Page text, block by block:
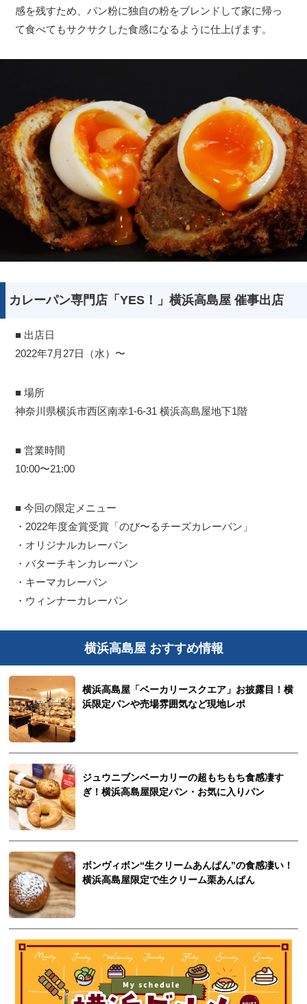
感を残すため、パン粉に独自の粉をブレンドして家に帰っ
て食べてもサクサクした食感になるように仕上げます。
カレーパン専門店「YES！」横浜高島屋 催事出店
■ 出店日
2022年7月27日（水）〜
■ 場所
神奈川県横浜市西区南幸1-6-31 横浜高島屋地下1階
■ 営業時間
10:00〜21:00
■ 今回の限定メニュー
・2022年度金賞受賞「のび〜るチーズカレーパン」
・オリジナルカレーパン
・バターチキンカレーパン
・キーマカレーパン
・ウィンナーカレーパン
横浜高島屋 おすすめ情報
横浜高島屋「ベーカリースクエア」お披露目！横
浜限定パンや売場雰囲気など現地レポ
ジュウニブンベーカリーの超もちもち食感凄す
ぎ！横浜高島屋限定パン・お気に入りパン
ボンヴィボン“生クリームあんぱん”の食感凄い！
横浜高島屋限定で生クリーム栗あんぱん